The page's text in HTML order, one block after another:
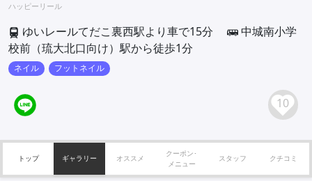
ハッピーリール
ゆいレールてだこ裏西駅より車で15分
中城南小学
校前（琉大北口向け）駅から徒歩1分
ネイル フットネイル
10
トップ ギャラリー オススメ
クーポン･
メニュー
スタッフ クチコミ